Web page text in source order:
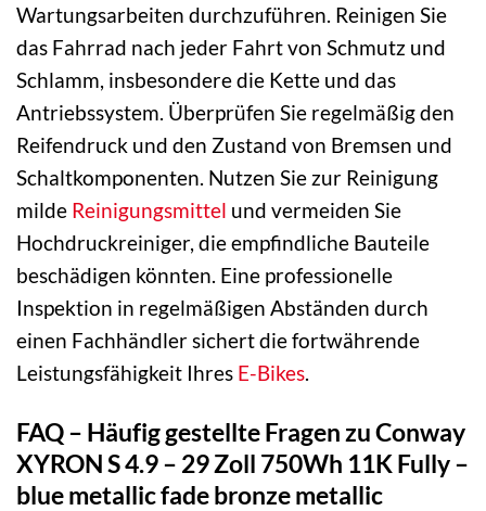
Wartungsarbeiten durchzuführen. Reinigen Sie
das Fahrrad nach jeder Fahrt von Schmutz und
Schlamm, insbesondere die Kette und das
Antriebssystem. Überprüfen Sie regelmäßig den
Reifendruck und den Zustand von Bremsen und
Schaltkomponenten. Nutzen Sie zur Reinigung
milde Reinigungsmittel und vermeiden Sie
Hochdruckreiniger, die empfindliche Bauteile
beschädigen könnten. Eine professionelle
Inspektion in regelmäßigen Abständen durch
einen Fachhändler sichert die fortwährende
Leistungsfähigkeit Ihres E-Bikes.
FAQ – Häufig gestellte Fragen zu Conway
XYRON S 4.9 – 29 Zoll 750Wh 11K Fully –
blue metallic fade bronze metallic